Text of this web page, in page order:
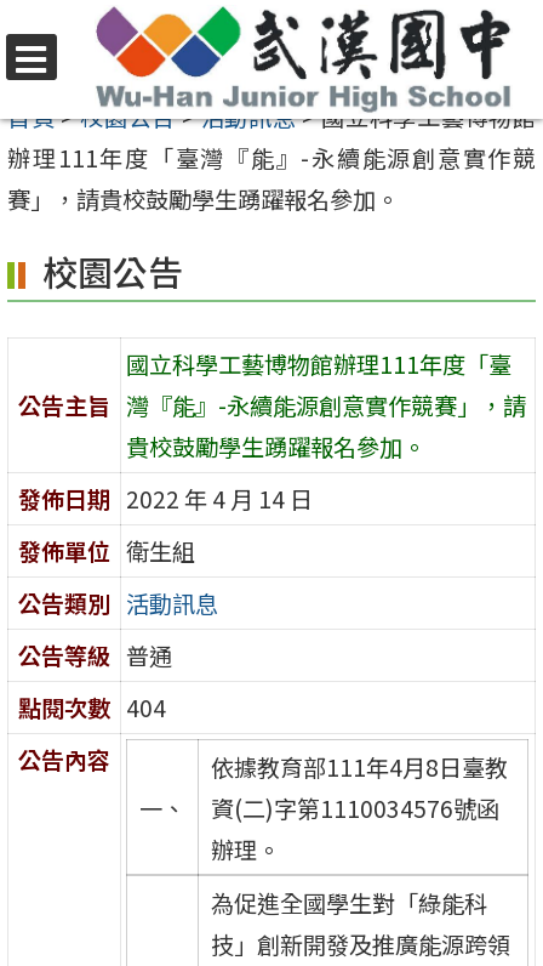
至
要
內
區
選
單
首頁>校園公告>活動訊息>國立科學工藝博物館
辦理111年度「臺灣『能』-永續能源創意實作競
賽」，請貴校鼓勵學生踴躍報名參加。
校園公告
公告主旨
國立科學工藝博物館辦理111年度「臺
灣『能』-永續能源創意實作競賽」，請
貴校鼓勵學生踴躍報名參加。
發佈日期 2022 年 4 月 14 日
發佈單位 衛生組
公告類別 活動訊息
公告等級 普通
點閱次數 404
公告內容
一、
依據教育部111年4月8日臺教
資(二)字第1110034576號函
辦理。
為促進全國學生對「綠能科
技」創新開發及推廣能源跨領